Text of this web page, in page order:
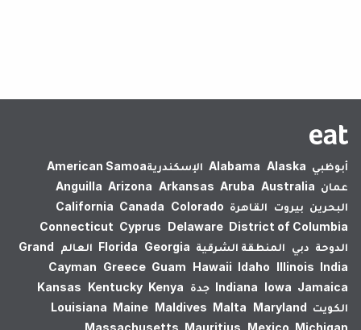
أبوظبي Alabama Alaska الإسكندرية‎American Samoa
عمان
Anguilla Arizona Arkansas Aruba Australia
البحرين بيروت القاهرة California Canada Colorado
Connecticut Cyprus Delaware District of Columbia
الدوحة دبي المنطقة الشرقية Florida Georgia العالم
Grand
Cayman Greece Guam Hawaii Idaho Illinois India
Indiana Iowa Jamaica جدة Kansas Kentucky Kenya
الكويت
Louisiana Maine Maldives Malta Maryland